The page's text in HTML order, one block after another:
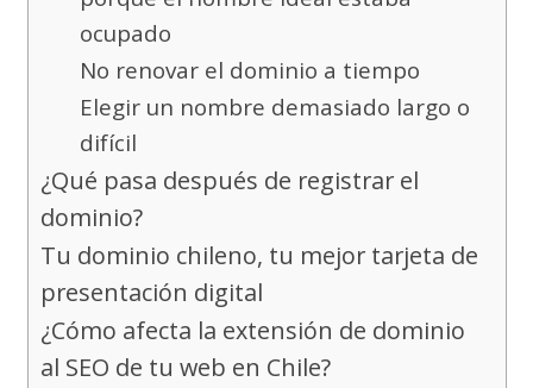
ocupado
No renovar el dominio a tiempo
Elegir un nombre demasiado largo o
difícil
¿Qué pasa después de registrar el
dominio?
Tu dominio chileno, tu mejor tarjeta de
presentación digital
¿Cómo afecta la extensión de dominio
al SEO de tu web en Chile?